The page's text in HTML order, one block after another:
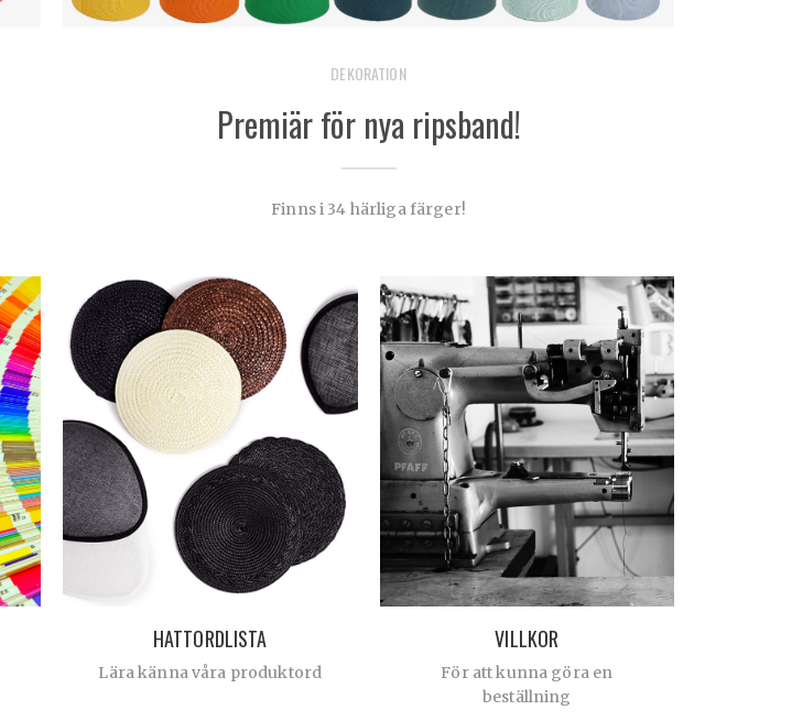
DEKORATION
Premiär för nya ripsband!
Finns i 34 härliga färger!
HATTORDLISTA
Lära känna våra produktord
VILLKOR
För att kunna göra en
beställning